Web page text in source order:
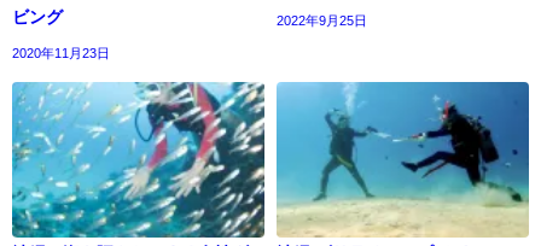
ビング
2020年11月23日
2022年9月25日